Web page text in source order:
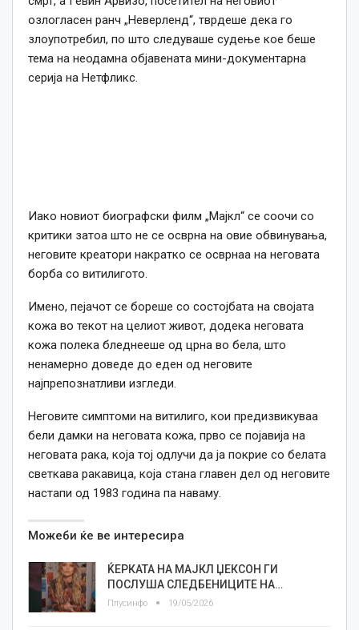
озлогласен ранч „Неверленд“, тврдеше дека го
злоупотребил, по што следуваше судење кое беше
тема на неодамна објавената мини-документарна
серија на Нетфликс.
Иако новиот биографски филм „Мајкл“ се соочи со
критики затоа што не се осврна на овие обвинувања,
неговите креатори накратко се осврнаа на неговата
борба со витилигото.
Имено, пејачот се бореше со состојбата на својата
кожа во текот на целиот живот, додека неговата
кожа полека бледнееше од црна во бела, што
ненамерно доведе до еден од неговите
најпрепознатливи изгледи.
Неговите симптоми на витилиго, кои предизвикуваа
бели дамки на неговата кожа, прво се појавија на
неговата рака, која тој одлучи да ја покрие со белата
светкава ракавица, која стана главен дел од неговите
настапи од 1983 година па наваму.
Можеби ќе ве интересира
ЌЕРКАТА НА МАЈКЛ ЏЕКСОН ГИ
ПОСЛУША СЛЕДБЕНИЦИТЕ НА…
Плусинфо 19/05/2026